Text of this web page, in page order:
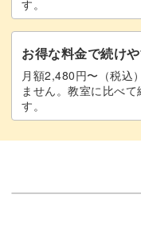
す。
お得な料金で続け
月額2,480円〜（税込
ません。教室に比べ
す。